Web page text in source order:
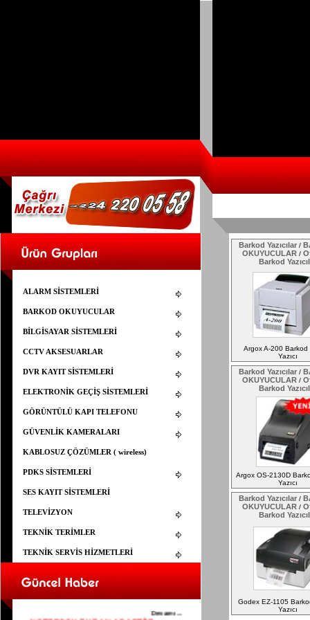
ALARM SİSTEMLERİ
BARKOD OKUYUCULAR
BİLGİSAYAR SİSTEMLERİ
CCTV AKSESUARLAR
DVR KAYIT SİSTEMLERİ
ELEKTRONİK GEÇİŞ SİSTEMLERİ
GÖRÜNTÜLÜ KAPI TELEFONU
GÜVENLİK KAMERALARI
KABLOSUZ ÇÖZÜMLER ( wireless)
PDKS SİSTEMLERİ
SES KAYIT SİSTEMLERİ
TELEVİZYON
TEKNİK TERİMLER
TEKNİK SERVİS HİZMETLERİ
ELEMAN ARANIYOR
25.03.2015
Devamı...
Barkod Yazıcılar /
OKUYUCULAR/
Barkod
Argox A-200 Barkod
Yazıcı
Barkod Yazıcılar /
OKUYUCULAR/
Barkod
Argox OS-2130D
Yazıcı
Barkod Yazıcılar /
OKUYUCULAR/
Barkod
Godex EZ-1105
Yazıcı